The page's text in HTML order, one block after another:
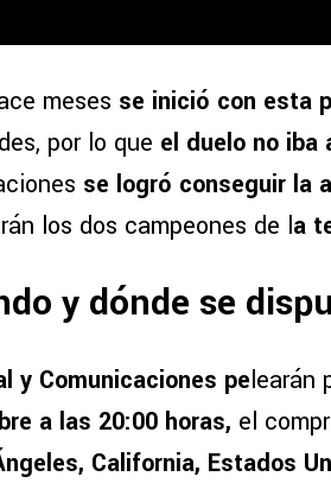
meses se inició con esta
por lo que el duelo no
se logró conseguir la
los dos campeones de la
y dónde se
y Comunicaciones pelearán
a las 20:00 horas, el
California, Estados